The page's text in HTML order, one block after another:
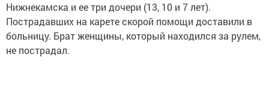
Нижнекамска и ее три дочери (13, 10 и 7 лет).
Пострадавших на карете скорой помощи доставили в
больницу. Брат женщины, который находился за рулем,
не пострадал.